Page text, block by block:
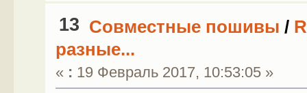
13 Совместные пошивы /
разные...
« : 19 Февраль 2017, 10:53:05 »